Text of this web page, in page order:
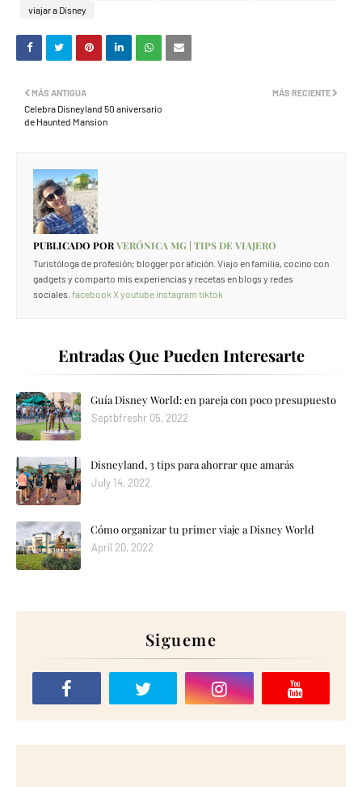
viajar a Disney
MÁS RECIENTE
MÁS ANTIGUA
Celebra Disneyland 50 aniversario
de Haunted Mansion
PUBLICADO PORVERÓNICA MG | TIPS DE VIAJERO
Turistóloga de profesión; blogger por afición. Viajo en familia, cocino con
gadgets y comparto mis experiencias y recetas en blogs y redes
sociales. facebook Xyoutube instagram tiktok
Entradas Que Pueden Interesarte
Guía Disney World: en pareja con poco presupuesto
Septbfreshr 05, 2022
Disneyland, 3 tips para ahorrar que amarás
July 14, 2022
Cómo organizar tu primer viaje a Disney World
April 20, 2022
Sigueme